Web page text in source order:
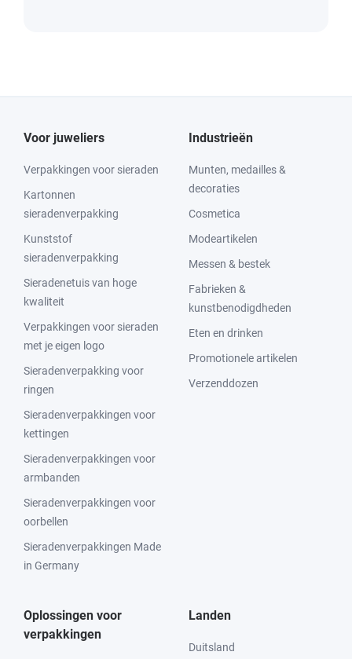
Voor juweliers
Verpakkingen voor sieraden
Kartonnen
sieradenverpakking
Kunststof
sieradenverpakking
Sieradenetuis van hoge
kwaliteit
Verpakkingen voor sieraden
met je eigen logo
Sieradenverpakking voor
ringen
Sieradenverpakkingen voor
kettingen
Sieradenverpakkingen voor
armbanden
Sieradenverpakkingen voor
oorbellen
Sieradenverpakkingen Made
in Germany
Industrieën
Munten, medailles &
decoraties
Cosmetica
Modeartikelen
Messen & bestek
Fabrieken &
kunstbenodigdheden
Eten en drinken
Promotionele artikelen
Verzenddozen
Oplossingen voor
verpakkingen
Landen
Duitsland